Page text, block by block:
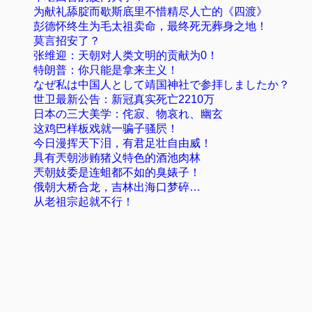
为献礼舔腚而歇斯底里不惜精尽人亡的《四渡》
彭德怀终生为毛太祖卖命，最终死无葬身之地！
莫言招安了？
张维迎：天朝对人类文明的贡献为0！
特朗普：你只能是拿来主义！
なぜ私は中国人として靖国神社で参拝しましたか？
世卫最新公告：新冠真实死亡2210万
日本の三大美学：侘寂、物哀れ、幽玄
这鸡巴样板戏就一骗子骚屄！
今日漫挥天下泪，有君足壮自由威！
具有兲朝涉贿猪义特色的酒池肉林
兲朝妓委是连蛆都不如的臭婊子！
俄朝大桥合龙，吉林出海口梦碎…
从老祖宗起就不行！